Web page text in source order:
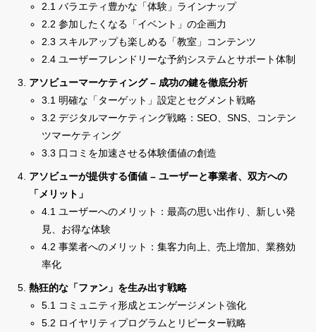
2.1 バラエティ豊かな「体験」ラインナップ
2.2 参加したくなる「イベント」の企画力
2.3 スキルアップも楽しめる「教室」コンテンツ
2.4 ユーザーフレンドリーな予約システムとサポート体制
アソビューマーケティング – 成功の鍵を徹底分析
3.1 明確な「ターゲット」設定とセグメント戦略
3.2 デジタルマーケティング戦略：SEO、SNS、コンテン
ツマーケティング
3.3 口コミを加速させる体験価値の創造
アソビューが提供する価値 – ユーザーと事業者、双方への
「メリット」
4.1 ユーザーへのメリット：最高の思い出作り、新しい発
見、お得な体験
4.2 事業者へのメリット：集客力向上、売上増加、業務効
率化
熱狂的な「ファン」を生み出す戦略
5.1 コミュニティ形成とエンゲージメント強化
5.2 ロイヤリティプログラムとリピーター戦略